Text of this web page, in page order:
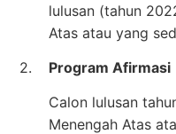
lulusan (tahun
Atas atau yang
2.
Program Afirmasi
Calon lulusan
Menengah Atas